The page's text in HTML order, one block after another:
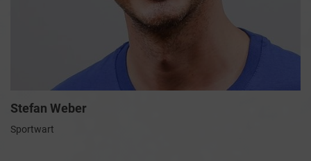
Stefan Weber
Sportwart